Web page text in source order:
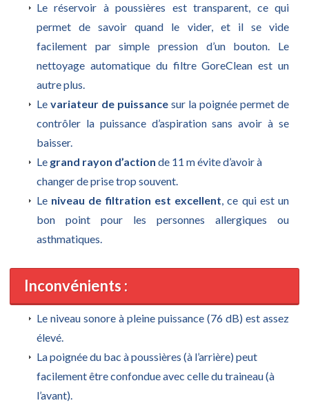
Le réservoir à poussières est transparent, ce qui
permet de savoir quand le vider, et il se vide
facilement par simple pression d’un bouton. Le
nettoyage automatique du filtre GoreClean est un
autre plus.
Le variateur de puissance sur la poignée permet de
contrôler la puissance d’aspiration sans avoir à se
baisser.
Le grand rayon d’action de 11 m évite d’avoir à
changer de prise trop souvent.
Le niveau de filtration est excellent, ce qui est un
bon point pour les personnes allergiques ou
asthmatiques.
Inconvénients :
Le niveau sonore à pleine puissance (76 dB) est assez
élevé.
La poignée du bac à poussières (à l’arrière) peut
facilement être confondue avec celle du traineau (à
l’avant).